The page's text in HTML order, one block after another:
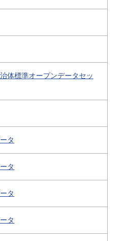
体標準オープンデータセッ
タ
タ
タ
タ